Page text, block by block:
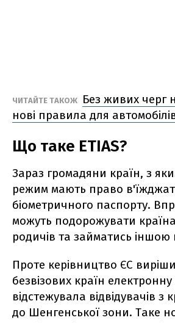
ЧИТАЙТЕ ТАКОЖ
Без живих черг
нові правила для
Що таке ETIAS?
Зараз громадяни країн, з
режим мають право
біометричного паспорту.
можуть подорожувати
родичів та займатись іншою
Проте керівництво ЄС
безвізових країн
відстежувала відвідувачів з
до Шенгенської зони. Таке